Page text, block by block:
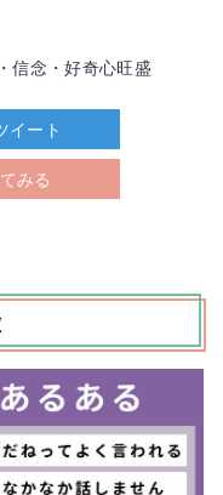
信念・好奇心旺盛
イート
みる